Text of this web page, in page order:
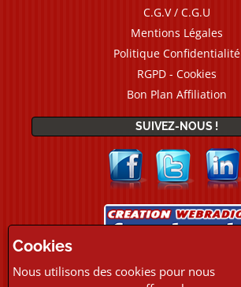
C.G.V / C.G.U
Mentions Légales
Politique Confidentialité
RGPD - Cookies
Bon Plan Affiliation
SUIVEZ-NOUS !
Cookies
Nous utilisons des cookies pour nous